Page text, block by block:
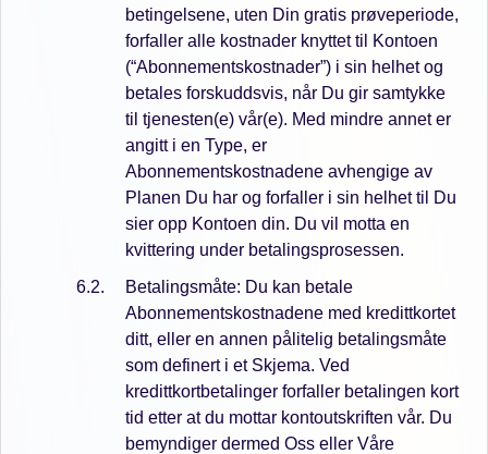
betingelsene, uten Din gratis prøveperiode,
forfaller alle kostnader knyttet til Kontoen
(“Abonnementskostnader”) i sin helhet og
betales forskuddsvis, når Du gir samtykke
til tjenesten(e) vår(e). Med mindre annet er
angitt i en Type, er
Abonnementskostnadene avhengige av
Planen Du har og forfaller i sin helhet til Du
sier opp Kontoen din. Du vil motta en
kvittering under betalingsprosessen.
Betalingsmåte: Du kan betale
Abonnementskostnadene med kredittkortet
ditt, eller en annen pålitelig betalingsmåte
som definert i et Skjema. Ved
kredittkortbetalinger forfaller betalingen kort
tid etter at du mottar kontoutskriften vår. Du
bemyndiger dermed Oss eller Våre